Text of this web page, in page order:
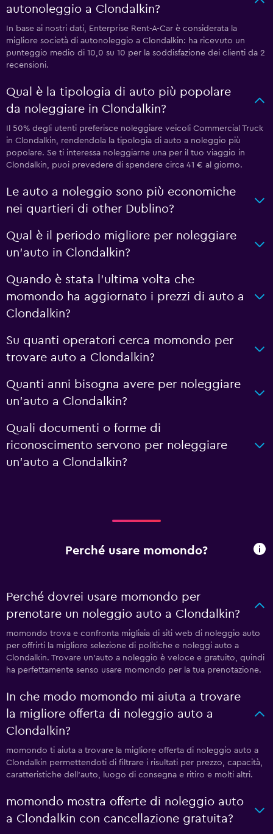
autonoleggio a Clondalkin?
In base ai nostri dati, Enterprise Rent-A-Car è considerata la
migliore società di autonoleggio a Clondalkin: ha ricevuto un
punteggio medio di 10,0 su 10 per la soddisfazione dei clienti da 2
recensioni.
Qual è la tipologia di auto più popolare
da noleggiare in Clondalkin?
Il 50% degli utenti preferisce noleggiare veicoli Commercial Truck
in Clondalkin, rendendola la tipologia di auto a noleggio più
popolare. Se ti interessa noleggiarne una per il tuo viaggio in
Clondalkin, puoi prevedere di spendere circa 41 € al giorno.
Le auto a noleggio sono più economiche
nei quartieri di other Dublino?
Qual è il periodo migliore per noleggiare
un'auto in Clondalkin?
Quando è stata l'ultima volta che
momondo ha aggiornato i prezzi di auto a
Clondalkin?
Su quanti operatori cerca momondo per
trovare auto a Clondalkin?
Quanti anni bisogna avere per noleggiare
un'auto a Clondalkin?
Quali documenti o forme di
riconoscimento servono per noleggiare
un'auto a Clondalkin?
Perché usare momondo?
Perché dovrei usare momondo per
prenotare un noleggio auto a Clondalkin?
momondo trova e confronta migliaia di siti web di noleggio auto
per offrirti la migliore selezione di politiche e noleggi auto a
Clondalkin. Trovare un'auto a noleggio è veloce e gratuito, quindi
ha perfettamente senso usare momondo per la tua prenotazione.
In che modo momondo mi aiuta a trovare
la migliore offerta di noleggio auto a
Clondalkin?
momondo ti aiuta a trovare la migliore offerta di noleggio auto a
Clondalkin permettendoti di filtrare i risultati per prezzo, capacità,
caratteristiche dell'auto, luogo di consegna e ritiro e molti altri.
momondo mostra offerte di noleggio auto
a Clondalkin con cancellazione gratuita?